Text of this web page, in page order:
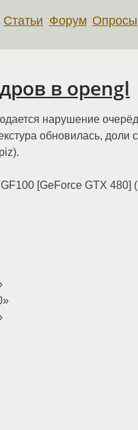
Статьи Форум Опросы
в opengl
нарушение
обновилась,
[GeForce GTX 480]